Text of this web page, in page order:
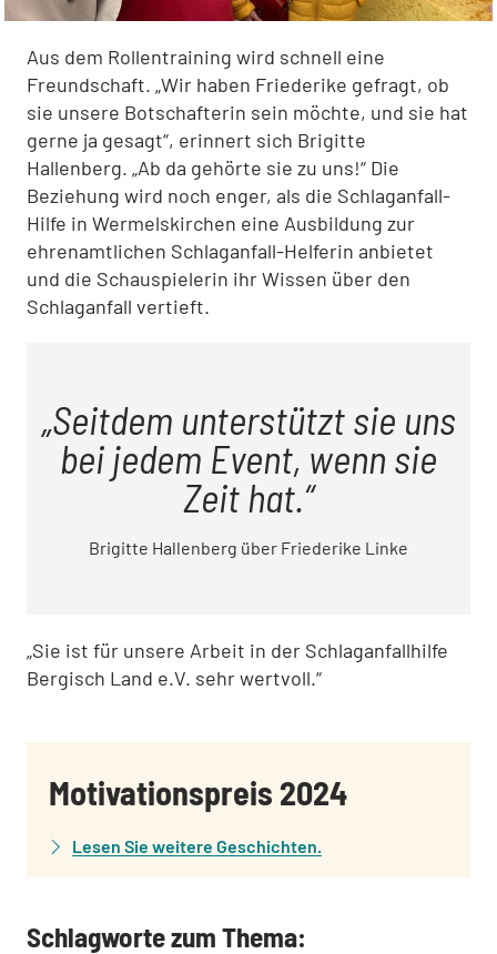
Aus dem Rollentraining wird schnell eine
Freundschaft. „Wir haben Friederike gefragt, ob
sie unsere Botschafterin sein möchte, und sie hat
gerne ja gesagt“, erinnert sich Brigitte
Hallenberg. „Ab da gehörte sie zu uns!“ Die
Beziehung wird noch enger, als die Schlaganfall-
Hilfe in Wermelskirchen eine Ausbildung zur
ehrenamtlichen Schlaganfall-Helferin anbietet
und die Schauspielerin ihr Wissen über den
Schlaganfall vertieft.
Seitdem unterstützt sie uns
bei jedem Event, wenn sie
Zeit hat.
Brigitte Hallenberg über Friederike Linke
„Sie ist für unsere Arbeit in der Schlaganfallhilfe
Bergisch Land e.V. sehr wertvoll.“
:Motivationspreis 2024
Lesen Sie weitere Geschichten.
Schlagworte zum Thema: